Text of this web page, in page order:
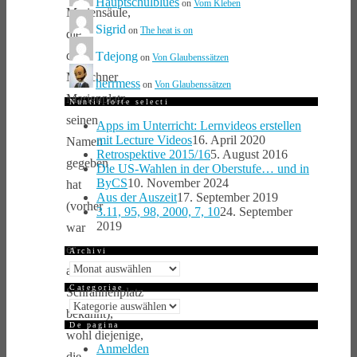
Mariensäule,
die
dem
Münchner
Marienplatz
seinen
Namen
gegeben
hat
(vorher
war
er
als
Schrannenplatz
bekannt),
wohl diejenige,
on Vom Kleben
Sigrid on The heat is on
Tdejong on Von Glaubenssätzen
herrmess on Von Glaubenssätzen
Nuntii forte selecti
Apps im Unterricht: Lernvideos erstellen
mit Lecture Videos16. April 2020
Retrospektive 2015/165. August 2016
Die US-Wahlen in der Oberstufe… und in
ByCS10. November 2024
Aus der Auszeit17. September 2019
3.11, 95, 98, 2000, 7, 1024. September
2019
Archivi
Archivi
Categoriae
Categoriae
De pagina
Anmelden